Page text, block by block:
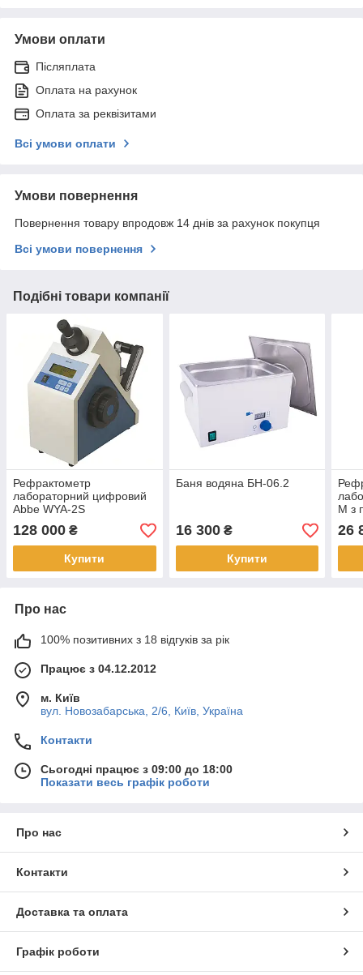
Умови оплати
Післяплата
Оплата на рахунок
Оплата за реквізитами
Всі умови оплати
Умови повернення
Повернення товару впродовж 14 днів за рахунок покупця
Всі умови повернення
Подібні товари компанії
Рефрактометр
лабораторний цифровий
Abbe WYA-2S
128 000 ₴
Купити
Баня водяна БН-06.2
16 300₴
Купити
M з
26
Про нас
100% позитивних з 18 відгуків за рік
Працює з 04.12.2012
м. Київ
вул. Новозабарська, 2/6, Київ, Україна
Контакти
Сьогодні працює з 09:00 до 18:00
Показати весь графік роботи
Про нас
Контакти
Доставка та оплата
Графік роботи